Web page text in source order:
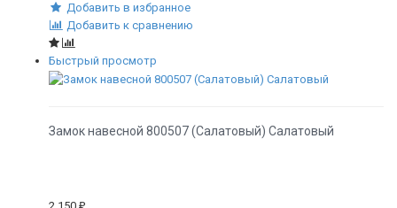
Добавить в избранное
Добавить к сравнению
Быстрый просмотр
Замок навесной 800507 (Салатовый) Салатовый